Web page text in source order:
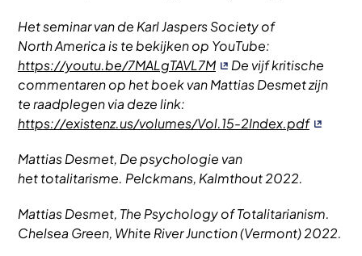
Het seminar van de Karl Jaspers Society of
North America is te bekijken op YouTube:
https://youtu.be/7MALgTAVL7M
De vijf kritische
commentaren op het boek van Mattias Desmet zijn
te raadplegen via deze link:
https://existenz.us/volumes/Vol.15-2Index.pdf
Mattias Desmet, De psychologie van
het totalitarisme. Pelckmans, Kalmthout 2022.
Mattias Desmet, The Psychology of Totalitarianism.
Chelsea Green, White River Junction (Vermont) 2022.